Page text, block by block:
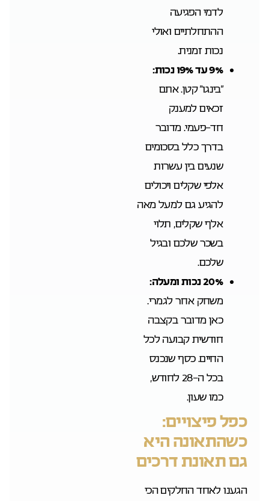
לדמי הפגיעה
ההתחלתיים ואולי
נכות זמנית.
9% עד 19% נכות:
“בינגו” קטן. אתם
זכאים למענק
חד-פעמי. מדובר
בדרך כלל בסכומים
שנעים בין עשרות
אלפי שקלים ויכולים
להגיע גם למעל מאה
אלף שקלים, תלוי
בשכר שלכם ובגיל
שלכם.
20% נכות ומעלה:
משחק אחר לגמרי.
כאן מדובר בקצבה
חודשית קבועה לכל
החיים. כסף שנכנס
בכל ה-28 לחודש,
כמו שעון.
כפל פיצויים:
כשהתאונה היא
גם תאונת דרכים
הגענו לאחד החלקים הכי